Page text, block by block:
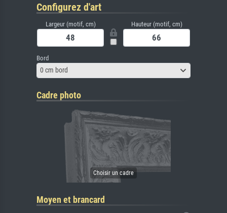
Configurez d'art
Largeur (motif, cm) Hauteur (motif, cm)
Bord
0 cm bord
Cadre photo
Moyen et brancard